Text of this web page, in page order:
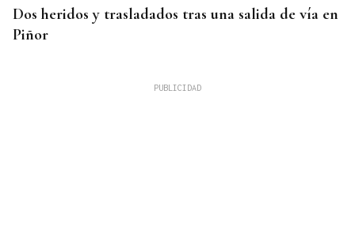
Dos heridos y trasladados tras una salida de vía en
Piñor